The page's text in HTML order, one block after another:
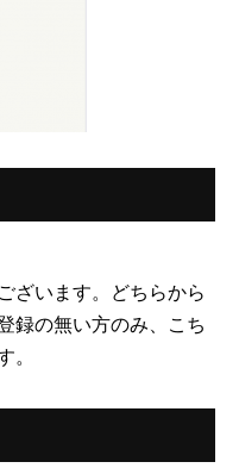
ざいます。どちらから
録の無い方のみ、こち
。